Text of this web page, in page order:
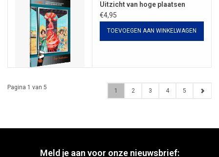
Uitzicht van hoge plaatsen
€4,95
TOEVOEGEN AAN WINKELWAGEN
Pagina 1 van 5 1 2 3 4 5
Meld je aan voor onze nieuwsbrief: